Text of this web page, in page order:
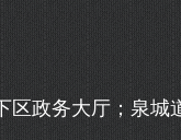
政务大厅；泉城